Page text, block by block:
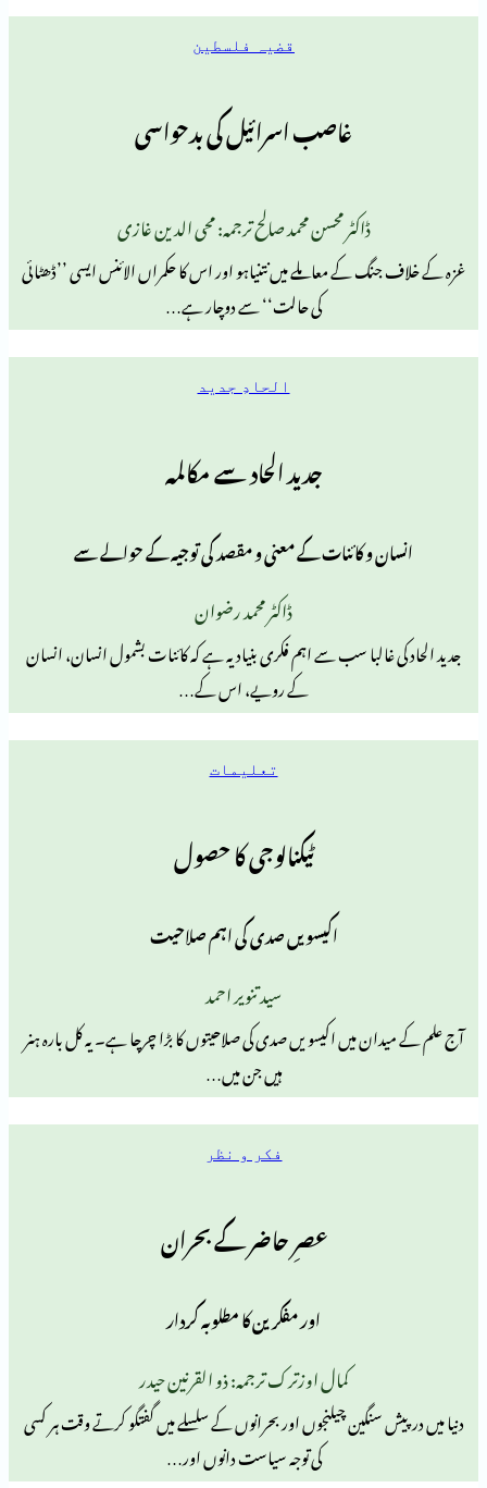
غاصب اسرائیل کی بدحواسی
ڈاکٹر محسن محمد صالح ترجمہ: محی الدین غازی
معاملے میں نتنیاہو اور اس کا حکمراں الائنس ایسی ’’ڈھٹائی
کی حالت‘‘ سے دوچار ہے…
جدید الحاد سے مکالمہ
و کائنات کے معنی و مقصد کی توجیہ کے حوالے سے
سب سے اہم فکری بنیاد یہ ہے کہ کائنات بشمول انسان، انسان
کے رویے، اس کے…
ٹیکنالوجی کا حصول
اکیسویں صدی کی اہم صلاحیت
اکیسویں صدی کی صلاحیتوں کا بڑا چرچا ہے۔ یہ کل بارہ ہنر
عصرِ حاضر کے بحران
اور مفکرین کا مطلوبہ کردار
کمال اوزترک ترجمہ: ذو القرنین حیدر
چیلنجوں اور بحرانوں کے سلسلے میں گفتگو کرتے وقت ہر کسی
کی توجہ سیاست دانوں اور…